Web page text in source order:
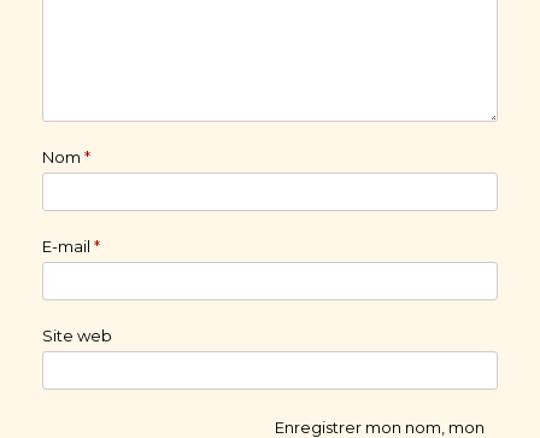
Nom *
E-mail *
Site web
Enregistrer mon nom, mon